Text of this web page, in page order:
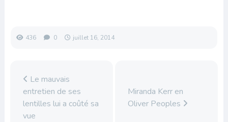
436 0 juillet 16, 2014
Le mauvais
entretien de ses
lentilles lui a coûté sa
vue
Miranda Kerr en
Oliver Peoples